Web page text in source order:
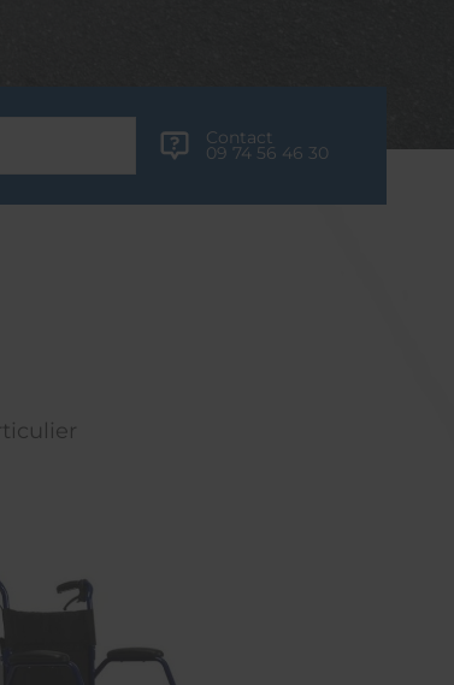
Contact
09 74 56 46 30